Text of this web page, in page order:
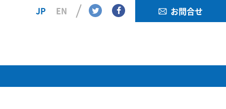
お問合せ
JP EN Twitter Facebook